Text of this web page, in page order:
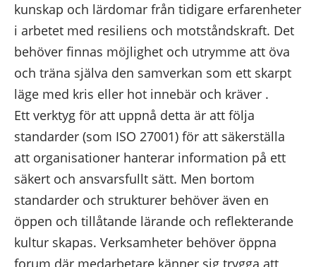
kunskap och lärdomar från tidigare erfarenheter
i arbetet med resiliens och motståndskraft. Det
behöver finnas möjlighet och utrymme att öva
och träna själva den samverkan som ett skarpt
läge med kris eller hot innebär och kräver .
Ett verktyg för att uppnå detta är att följa
standarder (som ISO 27001) för att säkerställa
att organisationer hanterar information på ett
säkert och ansvarsfullt sätt. Men bortom
standarder och strukturer behöver även en
öppen och tillåtande lärande och reflekterande
kultur skapas. Verksamheter behöver öppna
forum där medarbetare känner sig trygga att